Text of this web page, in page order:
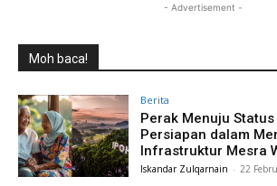
- Advertisement -
Moh baca!
Berita
Perak Menuju
Persiapan dalam
Infrastruktur Mesra
Iskandar Zulqarnain - 22